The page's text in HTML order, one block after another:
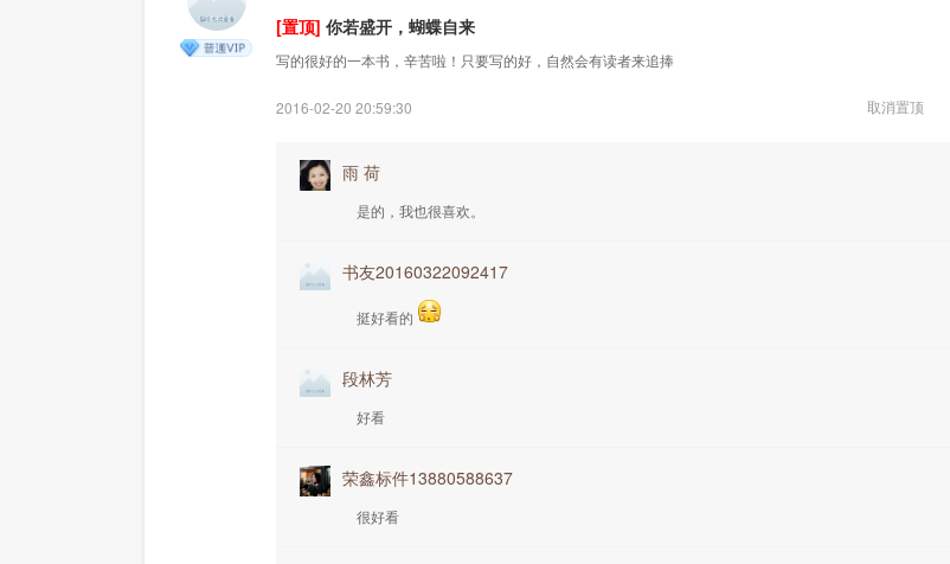
[置顶] 你若盛开，蝴蝶自来
写的很好的一本书，辛苦啦！只要写的好，自然会有读者来追捧
2016-02-20 20:59:30 取消置顶
雨 荷
是的，我也很喜欢。
书友20160322092417
挺好看的
段林芳
好看
荣鑫标件13880588637
很好看